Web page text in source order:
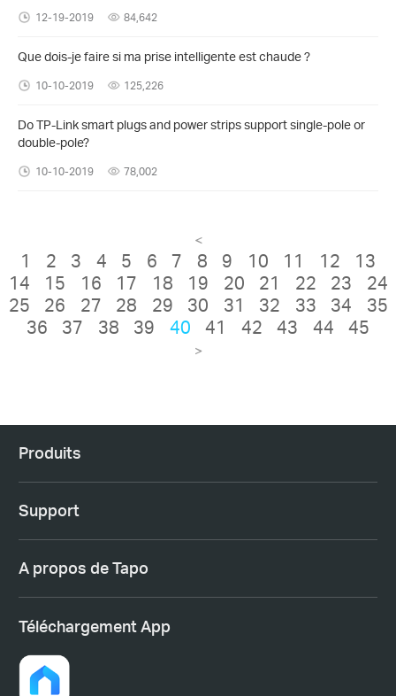
12-19-2019 84,642
Que dois-je faire si ma prise intelligente est chaude ?
10-10-2019 125,226
Do TP-Link smart plugs and power strips support single-pole or
double-pole?
10-10-2019 78,002
<
1 2 3 4 5 6 7 8 9 10 11 12
13
14
15 16 17 18 19 20 21 22 23
24
25
26 27 28 29 30 31 32 33 34
35
36
37 38 39 40 41 42 43 44 45
>
Produits
Support
A propos de Tapo
Téléchargement App